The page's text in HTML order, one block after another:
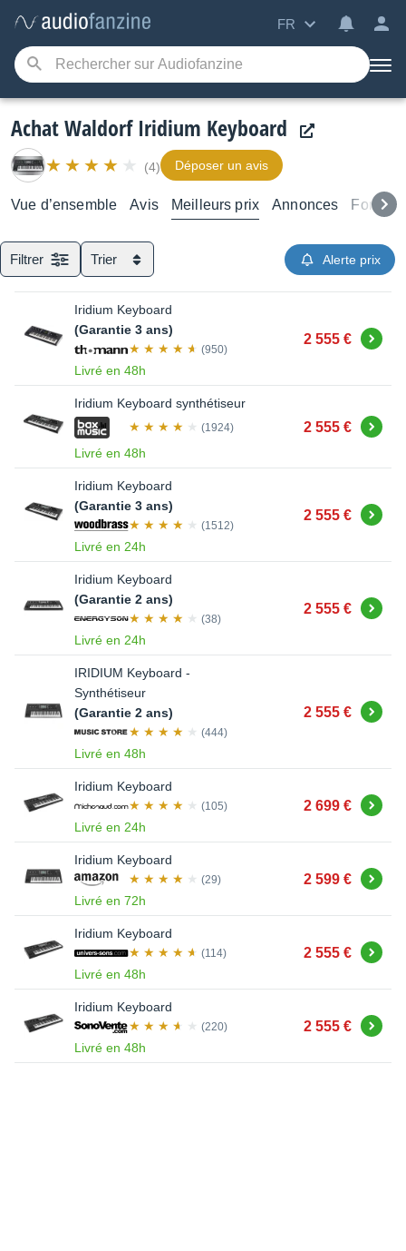
FR
Achat Waldorf Iridium Keyboard
(4) Déposer un avis
Vue d’ensemble Avis Meilleurs prix Annonces Forums
Filtrer Trier Alerte prix
Iridium Keyboard
(Garantie 3 ans)
(950)
Livré en 48h
2 555 € Acheter
Iridium Keyboard synthétiseur
(1924)
Livré en 48h
2 555 € Acheter
Iridium Keyboard
(Garantie 3 ans)
(1512)
Livré en 24h
2 555 € Acheter
Iridium Keyboard
(Garantie 2 ans)
(38)
Livré en 24h
2 555 € Acheter
IRIDIUM Keyboard -
Synthétiseur
(Garantie 2 ans)
(444)
Livré en 48h
2 555 € Acheter
Iridium Keyboard
(105)
Livré en 24h
2 699 € Acheter
Iridium Keyboard
(29)
Livré en 72h
2 599 € Acheter
Iridium Keyboard
(114)
Livré en 48h
2 555 € Acheter
Iridium Keyboard
(220)
Livré en 48h
2 555 € Acheter